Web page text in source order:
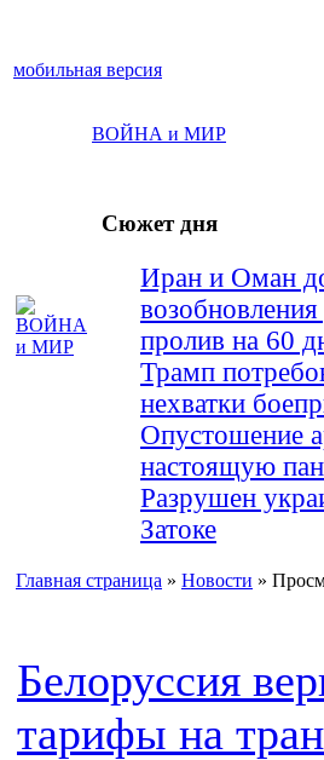
мобильная версия
ВОЙНА и МИР
Сюжет дня
Иран и Оман
пролив на 60
Трамп
нехватки
Опустошение
настоящую
Разрушен
Затоке
Главная страница » Новости »
Белоруссия
тарифы на